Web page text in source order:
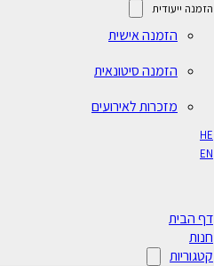
הזמנה ייעודית
הזמנה אישית
הזמנה סיטונאית
מזכרות לאירועים
HE
EN
דף הבית
חנות
קטגוריות